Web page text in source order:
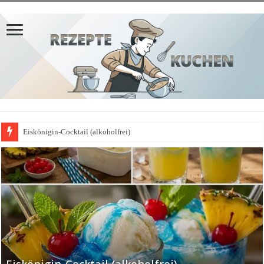
Eiskönigin-Cocktail (alkoholfrei)
𝗣𝗳𝗹𝗮𝘂𝗺𝗲𝗻𝗸𝘂𝗰𝗵𝗲𝗻-𝗔𝗽𝗳𝗲𝗹𝗯𝗹𝗲𝗰𝗵𝗸𝘂𝗰𝗵𝗲𝗻-